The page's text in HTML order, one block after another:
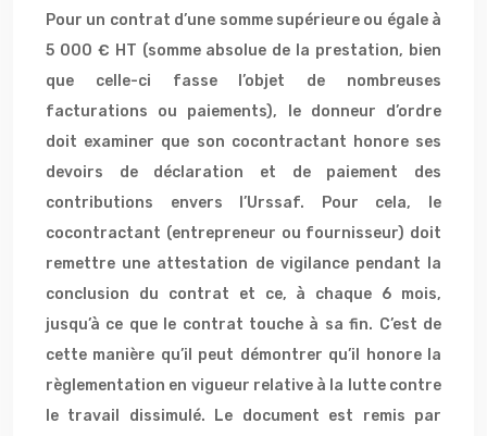
Pour un contrat d’une somme supérieure ou égale à
5 000 € HT (somme absolue de la prestation, bien
que celle-ci fasse l’objet de nombreuses
facturations ou paiements), le donneur d’ordre
doit examiner que son cocontractant honore ses
devoirs de déclaration et de paiement des
contributions envers l’Urssaf. Pour cela, le
cocontractant (entrepreneur ou fournisseur) doit
remettre une attestation de vigilance pendant la
conclusion du contrat et ce, à chaque 6 mois,
jusqu’à ce que le contrat touche à sa fin. C’est de
cette manière qu’il peut démontrer qu’il honore la
règlementation en vigueur relative à la lutte contre
le travail dissimulé. Le document est remis par